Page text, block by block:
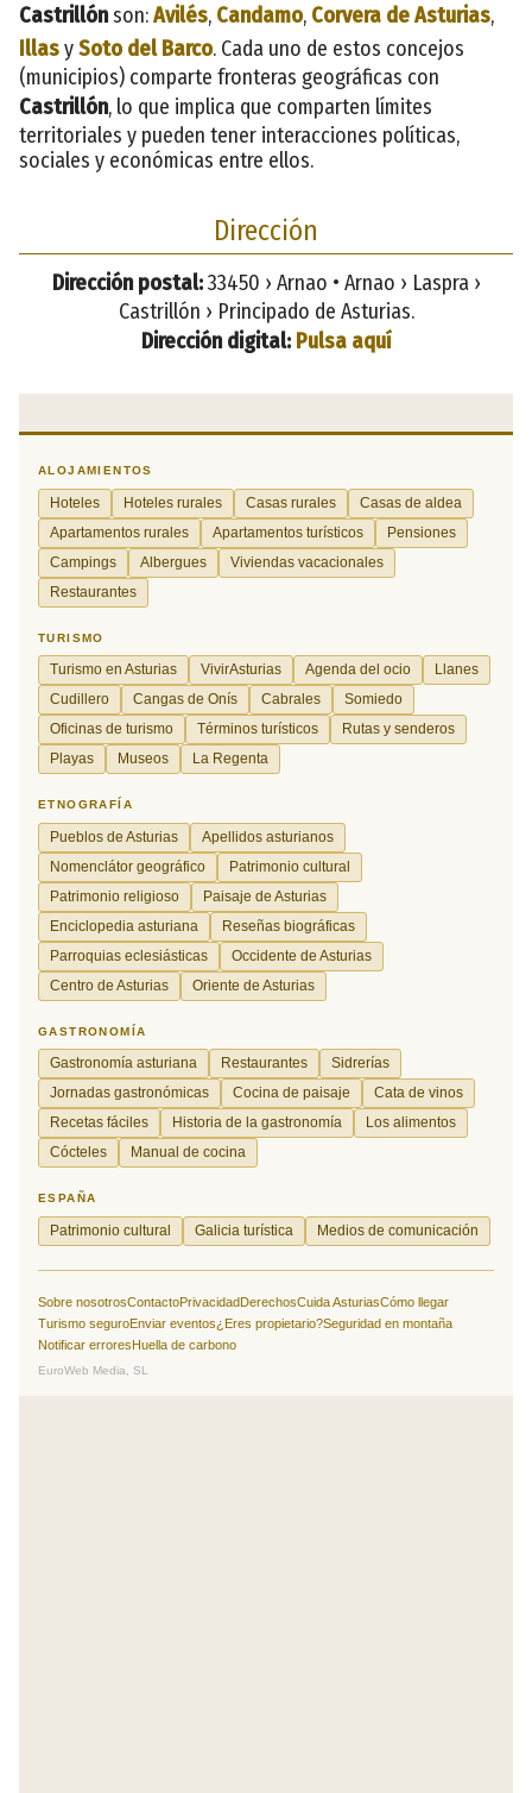
Castrillónson:Avilés, Candamo, Corvera de Asturias,
IllasySoto del Barco. Cada uno de estos concejos
(municipios) comparte fronteras geográficas con
Castrillón, lo que implica que comparten límites
territoriales y pueden tener interacciones políticas,
sociales y económicas entre ellos.
Dirección
Dirección postal:33450 › Arnao • Arnao › Laspra ›
Castrillón › Principado de Asturias.
Dirección digital: Pulsa aquí